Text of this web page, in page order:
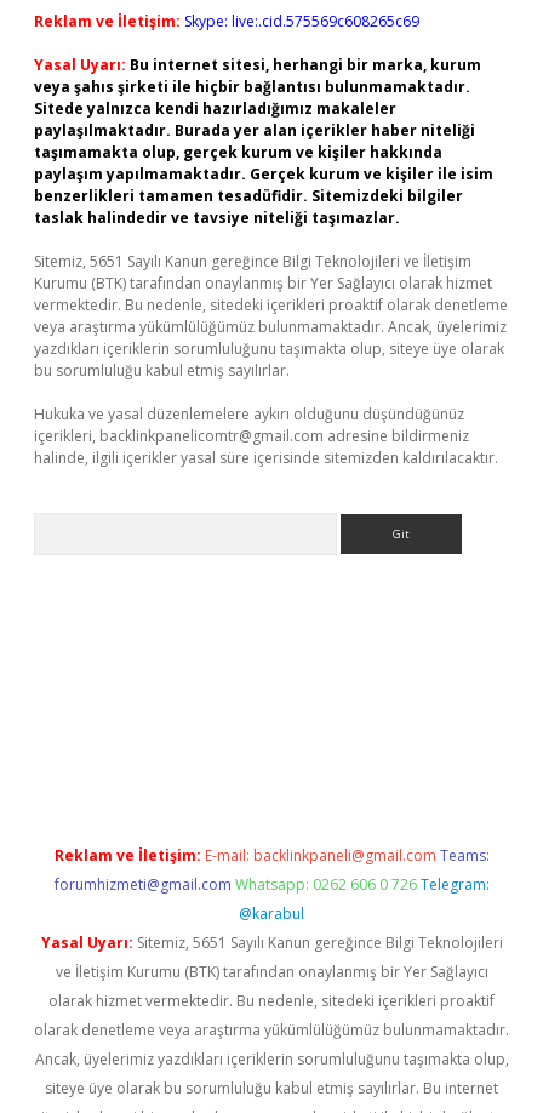
Reklam ve İletişim: Skype: live:.cid.575569c608265c69
Yasal Uyarı: Bu internet sitesi, herhangi bir marka, kurum
veya şahıs şirketi ile hiçbir bağlantısı bulunmamaktadır.
Sitede yalnızca kendi hazırladığımız makaleler
paylaşılmaktadır. Burada yer alan içerikler haber niteliği
taşımamakta olup, gerçek kurum ve kişiler hakkında
paylaşım yapılmamaktadır. Gerçek kurum ve kişiler ile isim
benzerlikleri tamamen tesadüfidir. Sitemizdeki bilgiler
taslak halindedir ve tavsiye niteliği taşımazlar.
Sitemiz, 5651 Sayılı Kanun gereğince Bilgi Teknolojileri ve İletişim
Kurumu (BTK) tarafından onaylanmış bir Yer Sağlayıcı olarak hizmet
vermektedir. Bu nedenle, sitedeki içerikleri proaktif olarak denetleme
veya araştırma yükümlülüğümüz bulunmamaktadır. Ancak, üyelerimiz
yazdıkları içeriklerin sorumluluğunu taşımakta olup, siteye üye olarak
bu sorumluluğu kabul etmiş sayılırlar.
Hukuka ve yasal düzenlemelere aykırı olduğunu düşündüğünüz
içerikleri, backlinkpanelicomtr@gmail.com adresine bildirmeniz
halinde, ilgili içerikler yasal süre içerisinde sitemizden kaldırılacaktır.
Reklam ve İletişim: E-mail: backlinkpaneli@gmail.com Teams:
forumhizmeti@gmail.com Whatsapp: 0262 606 0 726 Telegram:
@karabul
Yasal Uyarı: Sitemiz, 5651 Sayılı Kanun gereğince Bilgi Teknolojileri
ve İletişim Kurumu (BTK) tarafından onaylanmış bir Yer Sağlayıcı
olarak hizmet vermektedir. Bu nedenle, sitedeki içerikleri proaktif
olarak denetleme veya araştırma yükümlülüğümüz bulunmamaktadır.
Ancak, üyelerimiz yazdıkları içeriklerin sorumluluğunu taşımakta olup,
siteye üye olarak bu sorumluluğu kabul etmiş sayılırlar. Bu internet